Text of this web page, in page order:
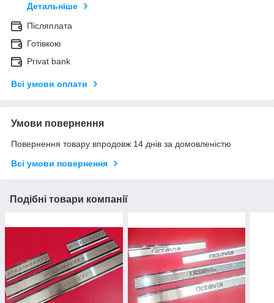
Детальніше
Післяплата
Готівкою
Privat bank
Всі умови оплати
Умови повернення
Повернення товару впродовж 14 днів за домовленістю
Всі умови повернення
Подібні товари компанії